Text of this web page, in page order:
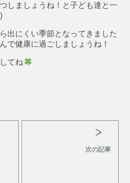
しましょうね！と子ども達と一
出にくい季節となってきました
で健康に過ごしましょうね！
てね
次の記事